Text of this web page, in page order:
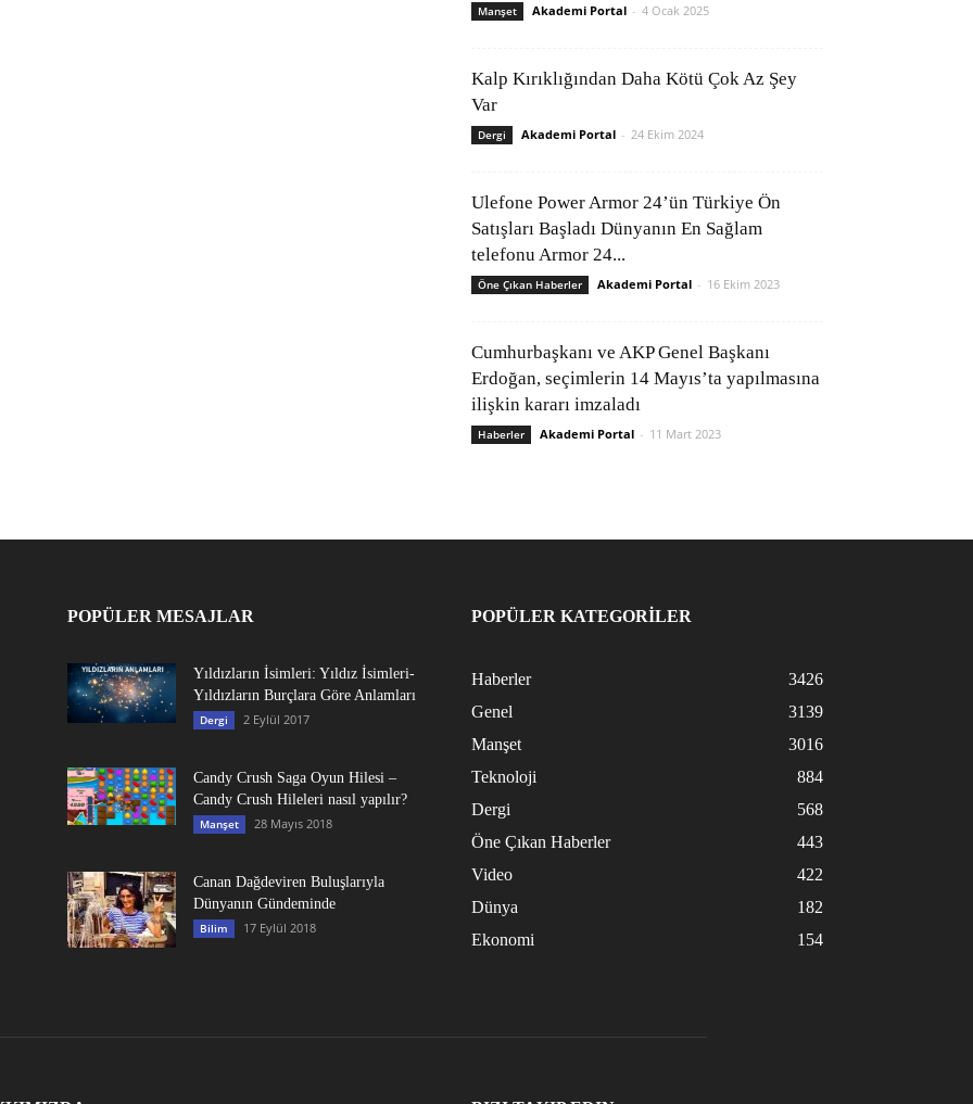
Manşet Akademi Portal - 4 Ocak 2025
Kalp Kırıklığından Daha Kötü Çok Az Şey
Var
Dergi Akademi Portal - 24 Ekim 2024
Ulefone Power Armor 24’ün Türkiye Ön
Satışları Başladı Dünyanın En Sağlam
telefonu Armor 24...
Öne Çıkan Haberler Akademi Portal - 16 Ekim 2023
Cumhurbaşkanı ve AKP Genel Başkanı
Erdoğan, seçimlerin 14 Mayıs’ta yapılmasına
ilişkin kararı imzaladı
Haberler Akademi Portal - 11 Mart 2023
POPÜLER MESAJLAR
Yıldızların İsimleri: Yıldız İsimleri-
Yıldızların Burçlara Göre Anlamları
Dergi 2 Eylül 2017
Candy Crush Saga Oyun Hilesi –
Candy Crush Hileleri nasıl yapılır?
Manşet 28 Mayıs 2018
Canan Dağdeviren Buluşlarıyla
Dünyanın Gündeminde
Bilim 17 Eylül 2018
POPÜLER KATEGORİLER
Haberler
3426
Genel
3139
Manşet
3016
Teknoloji
884
Dergi
568
Öne Çıkan Haberler
443
Video
422
Dünya
182
Ekonomi
154